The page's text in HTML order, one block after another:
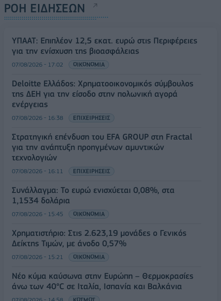
ΡΟΗ ΕΙΔΗΣΕΩΝ
ΥΠΑΑΤ: Επιπλέον 12,5 εκατ. ευρώ στις Περιφέρειες
για την ενίσχυση της βιοασφάλειας
07/08/2026 - 17:02 ΟΙΚΟΝΟΜΙΑ
Deloitte Ελλάδος: Χρηματοοικονομικός σύμβουλος
της ΔΕΗ για την είσοδο στην πολωνική αγορά
ενέργειας
07/08/2026 - 16:38 ΕΠΙΧΕΙΡΗΣΕΙΣ
Στρατηγική επένδυση του EFA GROUP στη Fractal
για την ανάπτυξη προηγμένων αμυντικών
τεχνολογιών
07/08/2026 - 16:11 ΕΠΙΧΕΙΡΗΣΕΙΣ
Συνάλλαγμα: Το ευρώ ενισχύεται 0,08%, στα
1,1534 δολάρια
07/08/2026 - 15:45 ΟΙΚΟΝΟΜΙΑ
Χρηματιστήριο: Στις 2.623,19 μονάδες ο Γενικός
Δείκτης Τιμών, με άνοδο 0,57%
07/08/2026 - 15:21 ΟΙΚΟΝΟΜΙΑ
Νέο κύμα καύσωνα στην Ευρώπη – Θερμοκρασίες
άνω των 40°C σε Ιταλία, Ισπανία και Βαλκάνια